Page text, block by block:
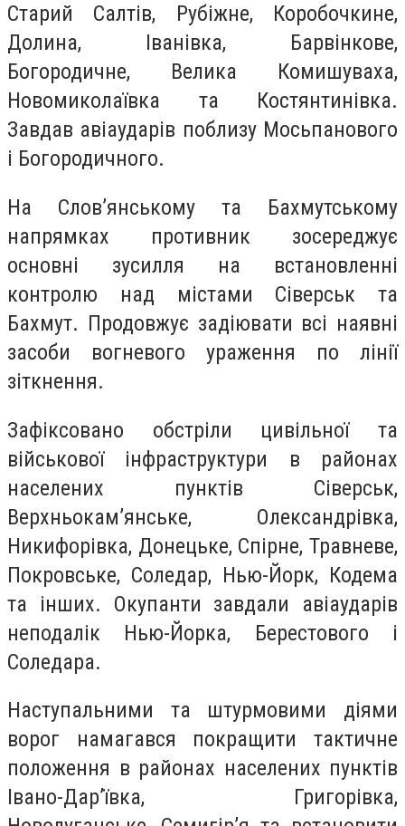
Старий Салтів, Рубіжне, Коробочкине,
Долина, Іванівка, Барвінкове,
Богородичне, Велика Комишуваха,
Новомиколаївка та Костянтинівка.
Завдав авіаударів поблизу Мосьпанового
і Богородичного.
На Словʼянському та Бахмутському
напрямках противник зосереджує
основні зусилля на встановленні
контролю над містами Сіверськ та
Бахмут. Продовжує задіювати всі наявні
засоби вогневого ураження по лінії
зіткнення.
Зафіксовано обстріли цивільної та
військової інфраструктури в районах
населених пунктів Сіверськ,
Верхньокам’янське, Олександрівка,
Никифорівка, Донецьке, Спірне, Травневе,
Покровське, Соледар, Нью-Йорк, Кодема
та інших. Окупанти завдали авіаударів
неподалік Нью-Йорка, Берестового і
Соледара.
Наступальними та штурмовими діями
ворог намагався покращити тактичне
положення в районах населених пунктів
Івано-Дар’ївка, Григорівка,